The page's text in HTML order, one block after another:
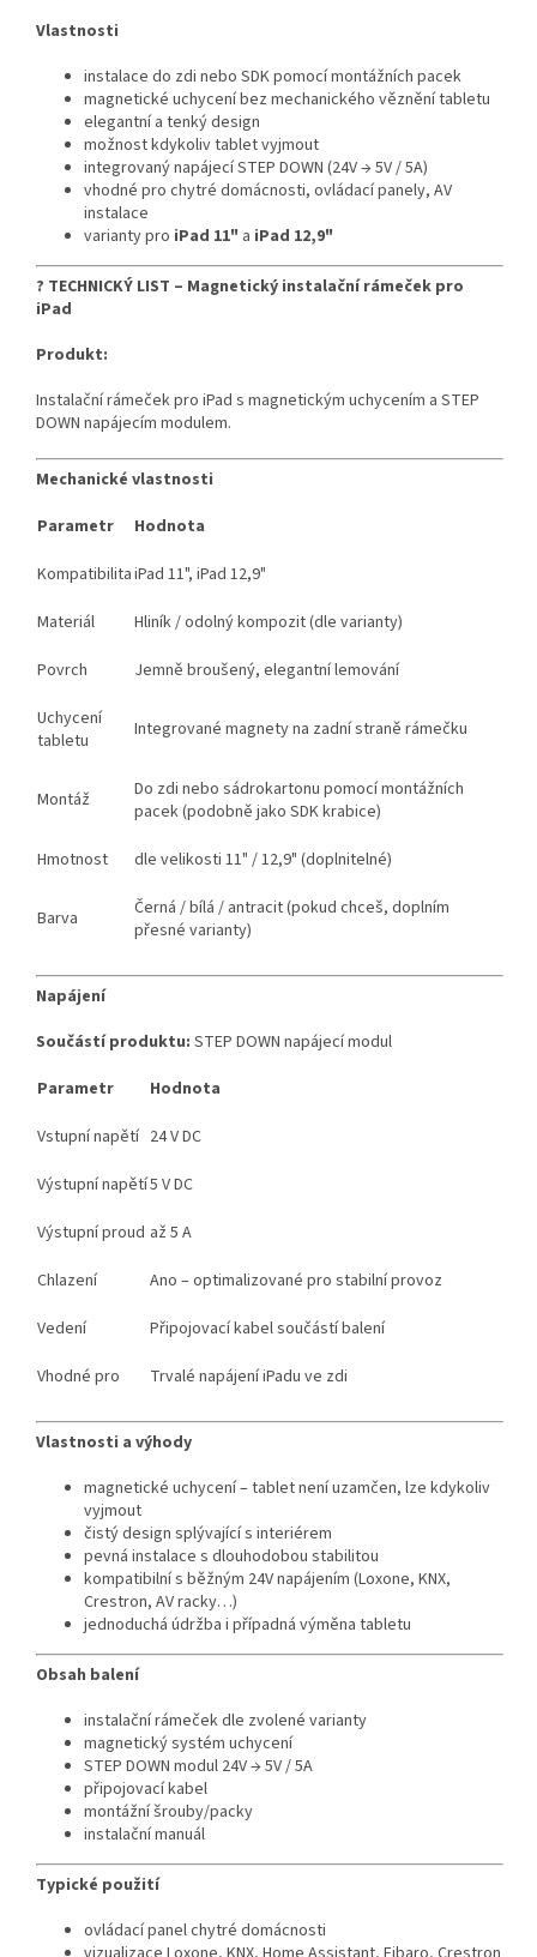
Vlastnosti
instalace do zdi nebo SDK pomocí montážních pacek
magnetické uchycení bez mechanického věznění tabletu
elegantní a tenký design
možnost kdykoliv tablet vyjmout
integrovaný napájecí STEP DOWN (24V → 5V / 5A)
vhodné pro chytré domácnosti, ovládací panely, AV
instalace
varianty pro iPad 11" a iPad 12,9"
? TECHNICKÝ LIST – Magnetický instalační rámeček pro
iPad
Produkt:
Instalační rámeček pro iPad s magnetickým uchycením a STEP
DOWN napájecím modulem.
Mechanické vlastnosti
Parametr
Hodnota
KompatibilitaiPad 11", iPad 12,9"
Materiál
Hliník / odolný kompozit (dle varianty)
Povrch
Jemně broušený, elegantní lemování
Uchycení
tabletu
Integrované magnety na zadní straně rámečku
Montáž
Do zdi nebo sádrokartonu pomocí montážních
pacek (podobně jako SDK krabice)
Hmotnost
dle velikosti 11" / 12,9" (doplnitelné)
Barva
Černá / bílá / antracit (pokud chceš, doplním
přesné varianty)
Napájení
Součástí produktu: STEP DOWN napájecí modul
Parametr
Hodnota
Vstupní napětí 24 V DC
Výstupní napětí5 V DC
Výstupní proud až 5 A
Chlazení
Ano – optimalizované pro stabilní provoz
Vedení
Připojovací kabel součástí balení
Vhodné pro
Trvalé napájení iPadu ve zdi
Vlastnosti a výhody
magnetické uchycení – tablet není uzamčen, lze kdykoliv
vyjmout
čistý design splývající s interiérem
pevná instalace s dlouhodobou stabilitou
kompatibilní s běžným 24V napájením (Loxone, KNX,
Crestron, AV racky…)
jednoduchá údržba i případná výměna tabletu
Obsah balení
instalační rámeček dle zvolené varianty
magnetický systém uchycení
STEP DOWN modul 24V → 5V / 5A
připojovací kabel
montážní šrouby/packy
instalační manuál
Typické použití
ovládací panel chytré domácnosti